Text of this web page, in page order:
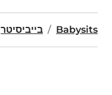
Babysits בייביסיטר